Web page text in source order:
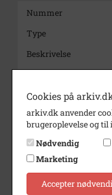
Nummer
Type
Beskrivelse
Dateringsnote
Fotograf
Se på kort
Enhed
Cookies på
arkiv.dk anvender
brugeroplevelse og
Nødvendig
Marketing
Accepter